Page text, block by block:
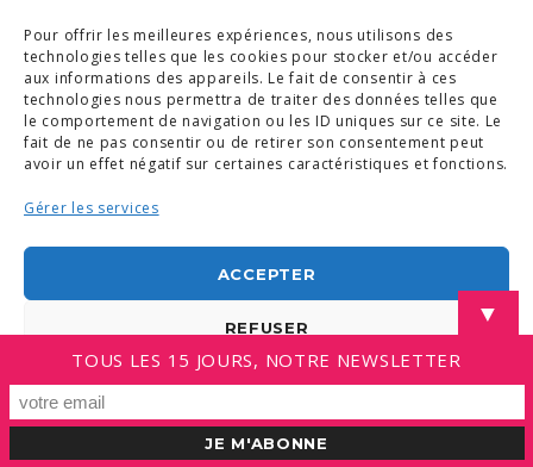
Pour offrir les meilleures expériences, nous utilisons des
technologies telles que les cookies pour stocker et/ou accéder
aux informations des appareils. Le fait de consentir à ces
technologies nous permettra de traiter des données telles que
le comportement de navigation ou les ID uniques sur ce site. Le
fait de ne pas consentir ou de retirer son consentement peut
avoir un effet négatif sur certaines caractéristiques et fonctions.
Gérer les services
ACCEPTER
REFUSER
VOIR LES PRÉFÉRENCES
Politique de cookies
▼
TOUS LES 15 JOURS, NOTRE NEWSLETTER